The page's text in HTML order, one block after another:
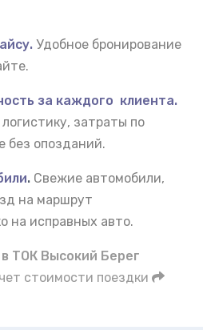
Удобное бронирование
за каждого клиента.
затраты по
без опозданий.
. Свежие автомобили,
на маршрут
на исправных авто.
ТОК Высокий Берег
стоимости поездки